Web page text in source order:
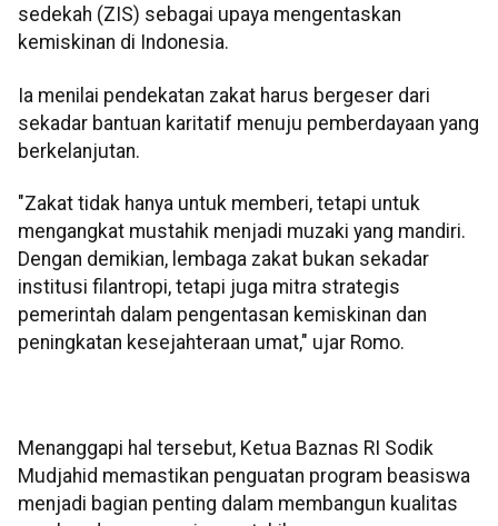
sedekah (ZIS) sebagai upaya mengentaskan
kemiskinan di Indonesia.
Ia menilai pendekatan zakat harus bergeser dari
sekadar bantuan karitatif menuju pemberdayaan yang
berkelanjutan.
"Zakat tidak hanya untuk memberi, tetapi untuk
mengangkat mustahik menjadi muzaki yang mandiri.
Dengan demikian, lembaga zakat bukan sekadar
institusi filantropi, tetapi juga mitra strategis
pemerintah dalam pengentasan kemiskinan dan
peningkatan kesejahteraan umat," ujar Romo.
Menanggapi hal tersebut, Ketua Baznas RI Sodik
Mudjahid memastikan penguatan program beasiswa
menjadi bagian penting dalam membangun kualitas